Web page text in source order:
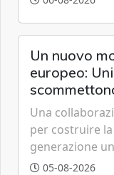
Un nuovo
europeo:
tecnologica
Una
per costruire
generazione
artificiale.
05-08-2026